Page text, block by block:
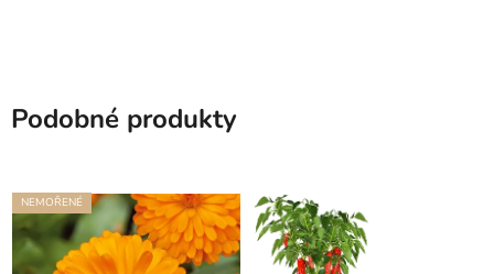
Podobné produkty
NEMOŘENÉ